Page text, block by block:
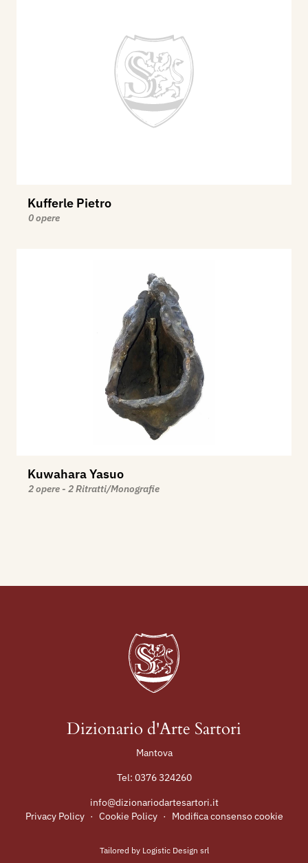
Kufferle Pietro
0 opere
Kuwahara Yasuo
2 opere - 2 Ritratti/Monografie
Dizionario d'Arte Sartori
Mantova
Tel: 0376 324260
info@dizionariodartesartori.it
Privacy Policy · Cookie Policy · Modifica consenso cookie
Tailored by Logistic Design srl